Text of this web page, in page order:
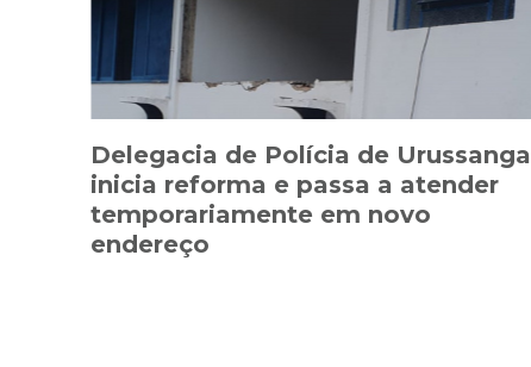
Delegacia de Polícia de Urussanga
inicia reforma e passa a atender
temporariamente em novo
endereço